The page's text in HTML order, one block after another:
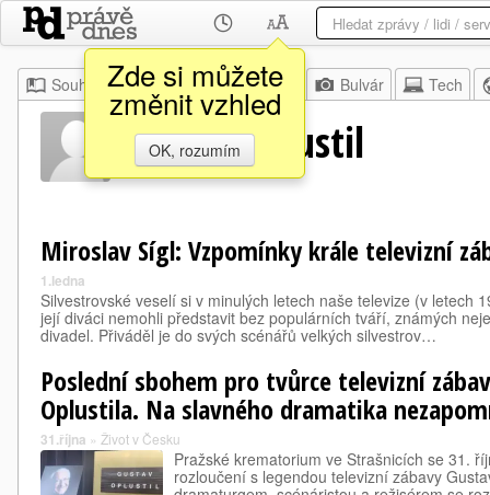
Zde si můžete
změnit vzhled
OK, rozumím
Souhrn Moje Z domova Bulvár Tech
Gustav Opustil
Miroslav Sígl: Vzpomínky krále televizní
1.ledna
Silvestrovské veselí si v minulých letech naše televize (v letech
její diváci nemohli představit bez populárních tváří, známých
divadel. Přiváděl je do svých scénářů velkých silvestrov…
Poslední sbohem pro tvůrce televizní
Oplustila. Na slavného dramatika
31.října » Život v Česku
Pražské krematorium ve Strašnicích se 31.
rozloučení s legendou televizní zábavy